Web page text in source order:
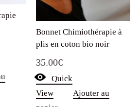
Bonnet Chimiothérapie à
plis en coton bio noir
35.00€
Quick
View
Ajouter au